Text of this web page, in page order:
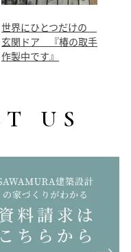
世界にひとつだけの
玄関ドア　『椿の取手
作製中です』
US